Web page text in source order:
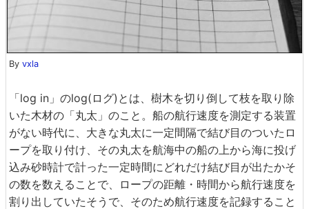
By vxla
「log in」のlog(ログ)とは、樹木を切り倒して枝を取り除
いた木材の「丸太」のこと。船の航行速度を測定する装置
がない時代に、大きな丸太に一定間隔で結び目のついたロ
ープを取り付け、その丸太を航海中の船の上から海に投げ
込み砂時計で計った一定時間にどれだけ結び目が出たかそ
の数を数えることで、ロープの距離・時間から航行速度を
割り出していたそうで、そのため航行速度を記録すること